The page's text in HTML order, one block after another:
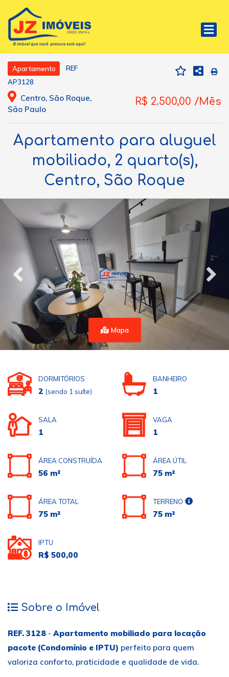
Apartamento
REF
AP3128
Centro, São Roque,
São Paulo
R$ 2.500,00 /Mês
Apartamento para aluguel
mobiliado, 2 quarto(s),
Centro, São Roque
Mapa
DORMITÓRIOS
2 (sendo 1 suíte)
BANHEIRO
1
SALA
1
VAGA
1
ÁREA CONSTRUÍDA
56 m²
ÁREA ÚTIL
75 m²
ÁREA TOTAL
75 m²
TERRENO
75 m²
IPTU
R$ 500,00
Sobre o Imóvel
REF. 3128 -Apartamento mobiliado para locação
pacote (Condomínio e IPTU) perfeito para quem
valoriza conforto, praticidade e qualidade de vida.